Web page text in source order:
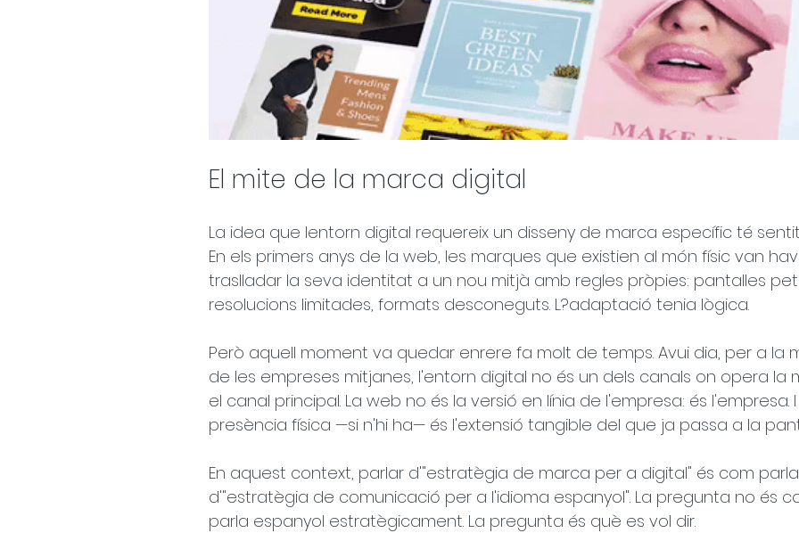
El mite de la marca digital
La idea que lentorn digital requereix un disseny de marca específic té
En els primers anys de la web, les marques que existien al món físic van
traslladar la seva identitat a un nou mitjà amb regles pròpies: pantalles
resolucions limitades, formats desconeguts. L?adaptació tenia lògica.
Però aquell moment va quedar enrere fa molt de temps. Avui dia, per a la
de les empreses mitjanes, l'entorn digital no és un dels canals on opera la
el canal principal. La web no és la versió en línia de l'empresa: és l'empresa.
presència física —si n'hi ha— és l'extensió tangible del que ja passa a la
En aquest context, parlar d'"estratègia de marca per a digital" és com
d'"estratègia de comunicació per a l'idioma espanyol". La pregunta no és
parla espanyol estratègicament. La pregunta és què es vol dir.